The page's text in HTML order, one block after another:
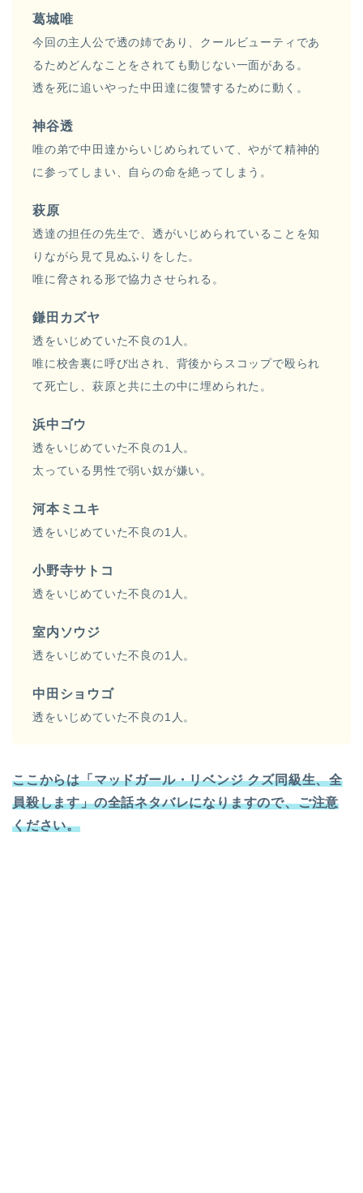
葛城唯
今回の主人公で透の姉であり、クールビューティであ
るためどんなことをされても動じない一面がある。
透を死に追いやった中田達に復讐するために動く。
神谷透
唯の弟で中田達からいじめられていて、やがて精神的
に参ってしまい、自らの命を絶ってしまう。
萩原
透達の担任の先生で、透がいじめられていることを知
りながら見て見ぬふりをした。
唯に脅される形で協力させられる。
鎌田カズヤ
透をいじめていた不良の1人。
唯に校舎裏に呼び出され、背後からスコップで殴られ
て死亡し、萩原と共に土の中に埋められた。
浜中ゴウ
透をいじめていた不良の1人。
太っている男性で弱い奴が嫌い。
河本ミユキ
透をいじめていた不良の1人。
小野寺サトコ
透をいじめていた不良の1人。
室内ソウジ
透をいじめていた不良の1人。
中田ショウゴ
透をいじめていた不良の1人。
ここからは「マッドガール・リベンジ クズ同級生、全
員殺します」の全話ネタバレになりますので、ご注意
ください。